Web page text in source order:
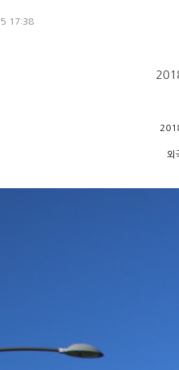
17:38
외